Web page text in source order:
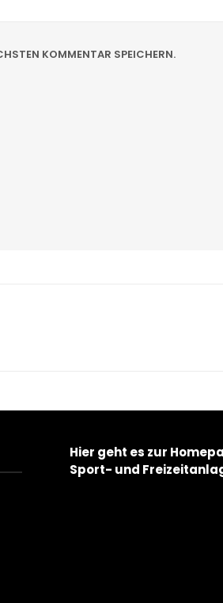
KOMMENTAR SPEICHERN.
Hier geht es zur
Sport- und